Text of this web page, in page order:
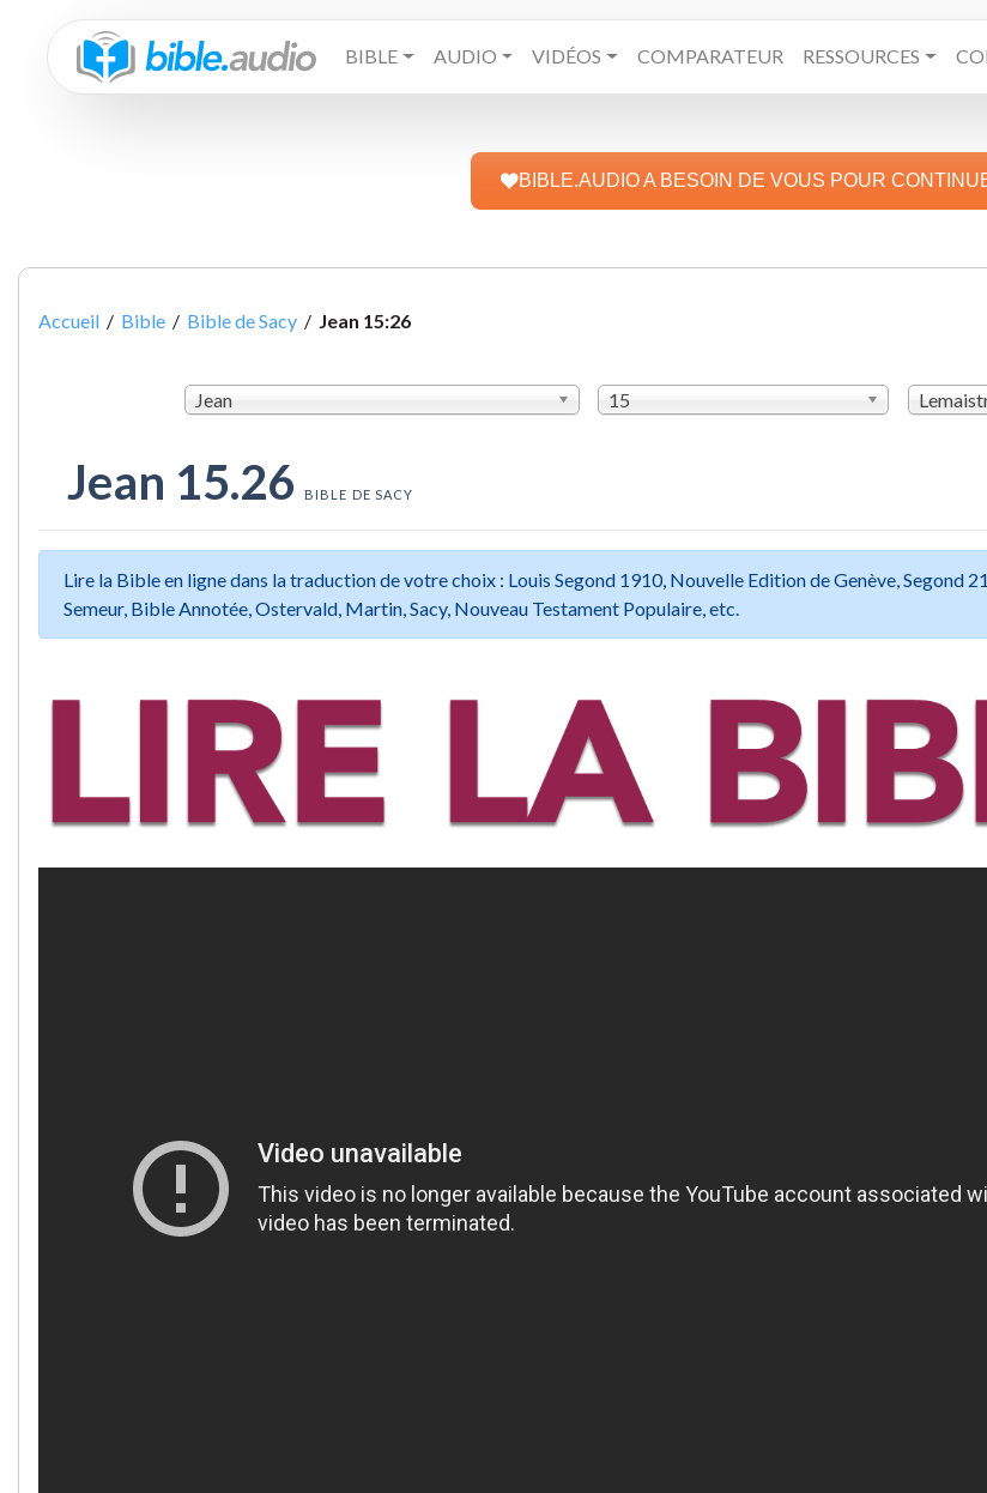
BIBLE AUDIO VIDÉOS COMPARATEUR RESSOURCES
BIBLE.AUDIO A BESOIN DE VOUS POUR
Accueil / Bible / Bible de Sacy / Jean 15:26
Jean 15
Jean 15.26 BIBLE DE SACY
Lire la Bible en ligne dans la traduction de votre choix : Louis Segond 1910, Nouvelle Edition de Genève, Segond
Semeur, Bible Annotée, Ostervald, Martin, Sacy, Nouveau Testament Populaire, etc.